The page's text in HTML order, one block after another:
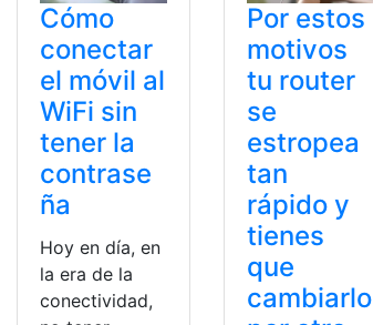
Cómo
conectar
el móvil al
WiFi sin
tener la
contrase
ña
Hoy en día, en
la era de la
conectividad,
Por estos
motivos
tu router
se
estropea
tan
rápido y
tienes
que
cambiarlo